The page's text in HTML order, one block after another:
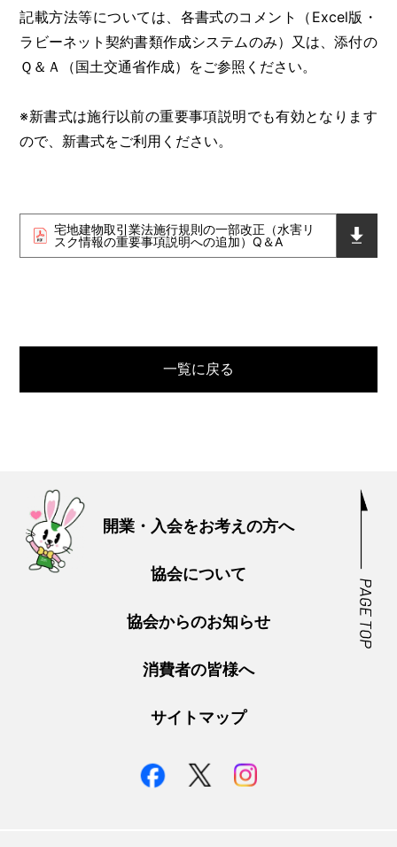
記載方法等については、各書式のコメント（Excel版・
ラビーネット契約書類作成システムのみ）又は、添付の
Ｑ＆Ａ（国土交通省作成）をご参照ください。
※新書式は施行以前の重要事項説明でも有効となります
ので、新書式をご利用ください。
宅地建物取引業法施行規則の一部改正（水害リ
スク情報の重要事項説明への追加）Q＆A
一覧に戻る
開業・入会をお考えの方へ
協会について
協会からのお知らせ
消費者の皆様へ
サイトマップ